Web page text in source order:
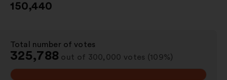
150,440
Total number of votes
325,788 out of 300,000 votes (109%)